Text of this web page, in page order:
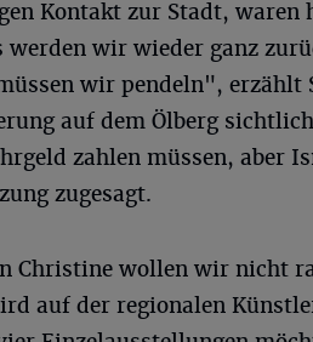
Kontakt zur Stadt, waren
werden wir wieder ganz
wir pendeln", erzählt
auf dem Ölberg
zahlen müssen, aber
zugesagt.
Christine wollen wir nicht
auf der regionalen